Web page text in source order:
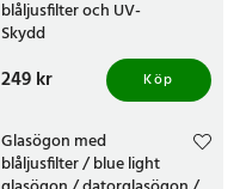
blåljusfilter och UV-
Skydd
Pris:249 kr
249 kr Köp
Glasögon med
blåljusfilter / blue light